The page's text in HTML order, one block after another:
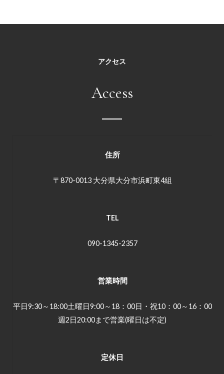
アクセス
Access
住所
〒870-0013 大分県大分市浜町東4組
TEL
090-1345-2357
営業時間
平日9:30～18:00土曜日9:00～18：00日・祝10：00～16：00
週2日20:00まで営業(曜日は不定)
定休日